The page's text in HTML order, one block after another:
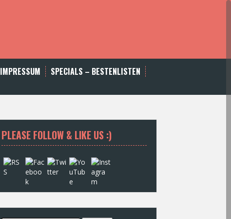
IMPRESSUM
SPECIALS – BESTENLISTEN
PLEASE FOLLOW & LIKE US :)